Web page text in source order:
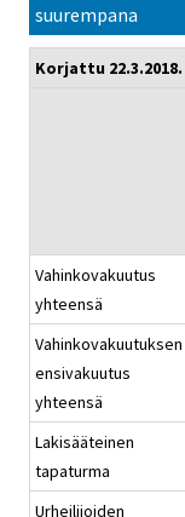
suurempana
Korjattu 22.3.2018.
Vahinkovakuutus
yhteensä
Vahinkovakuutuksen
ensivakuutus
yhteensä
Lakisääteinen
tapaturma
Urheilijoiden